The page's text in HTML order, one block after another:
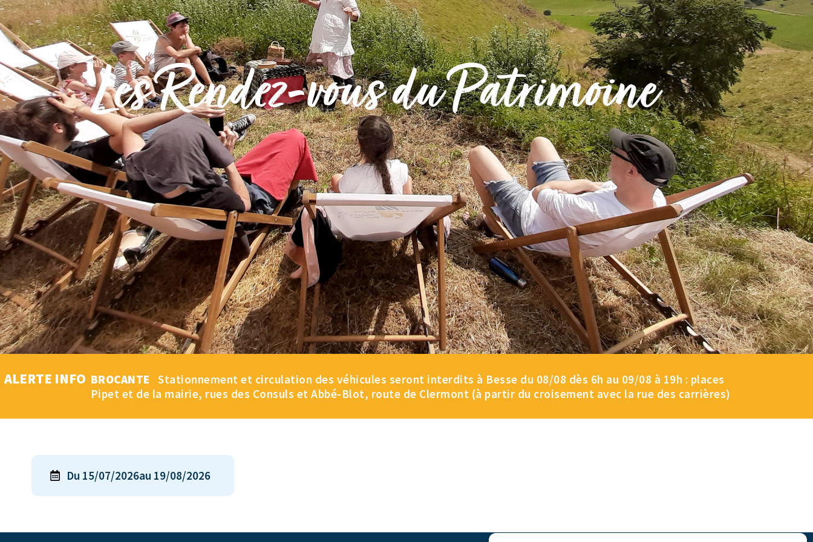
MA COMMUNE
MON QUOTIDIEN
MES DÉMARCHES
MES LOISIRS
Les Rendez-vous du Patrimoine
ALERTE INFO BROCANTE Stationnement et circulation des véhicules seront interdits à Besse du 08/08 dès 6h au 09/08 à 19h : places
Pipet et de la mairie, rues des Consuls et Abbé-Blot, route de Clermont (à partir du croisement avec la rue des carrières)
Du 15/07/2026au 19/08/2026